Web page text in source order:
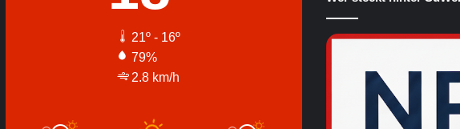
21º - 16º
79%
2.8 km/h